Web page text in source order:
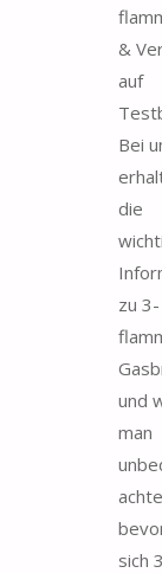
&
auf
Bei
die
zu 3-
und
man
sich